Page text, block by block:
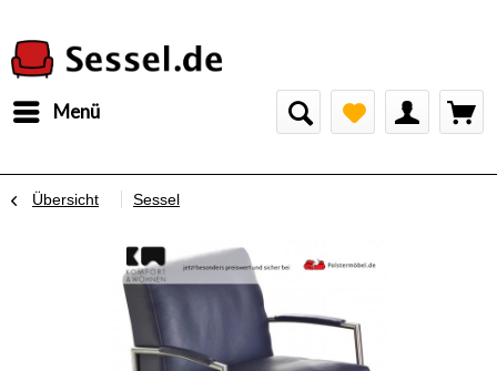
Menü
Übersicht Sessel